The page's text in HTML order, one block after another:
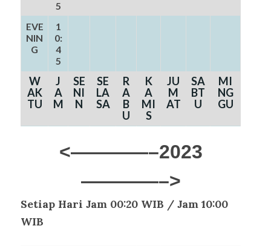
5
EVE
NIN
G
1
0:
4
5
W
AK
TU
J
A
M
SE
NI
N
SE
LA
SA
R
A
B
U
K
A
MI
S
JU
M
AT
SA
BT
U
MI
NG
GU
<————–2023
————–>
Setiap Hari Jam 00:20 WIB / Jam 10:00
WIB